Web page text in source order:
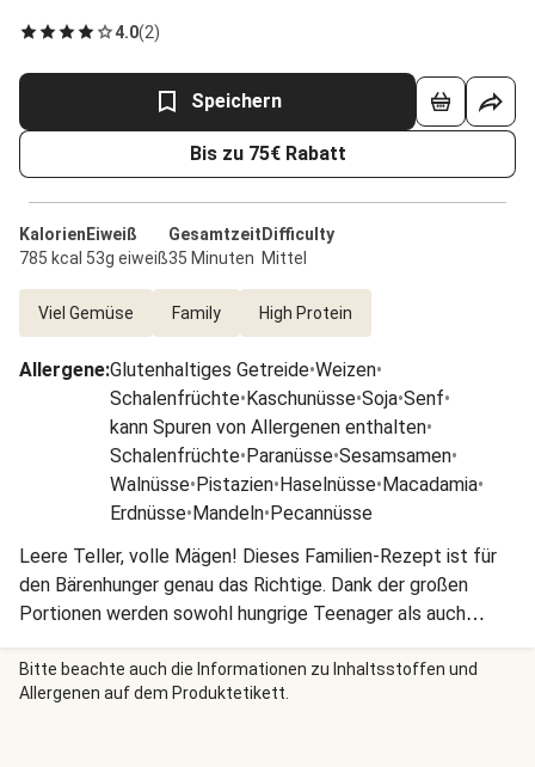
4.0(2)
Speichern
Bis zu 75€ Rabatt
Kalorien
785 kcal
Eiweiß
53g eiweiß
Gesamtzeit
35 Minuten
Difficulty
Mittel
Viel Gemüse Family High Protein
Allergene:Glutenhaltiges Getreide•Weizen•
Schalenfrüchte•Kaschunüsse•Soja•Senf•
kann Spuren von Allergenen enthalten•
Schalenfrüchte•Paranüsse•Sesamsamen•
Walnüsse•Pistazien•Haselnüsse•Macadamia•
Erdnüsse•Mandeln•Pecannüsse
Leere Teller, volle Mägen! Dieses Familien-Rezept ist für
den Bärenhunger genau das Richtige. Dank der großen
Portionen werden sowohl hungrige Teenager als auch
Erwachsene rundum satt. Für ein abwechslungsreiches und
leckeres Familienessen, bei dem jeder Hunger gestillt wird.
Guten Appetit!
Bitte beachte auch die Informationen zu Inhaltsstoffen und
Allergenen auf dem Produktetikett.